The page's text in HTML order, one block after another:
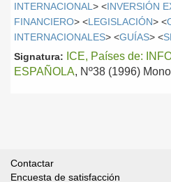
INTERNACIONAL > <INVERSIÓN
FINANCIERO> <LEGISLACIÓN> <
INTERNACIONALES> <GUÍAS> <
Signatura: ICE, Países de:
ESPAÑOLA, Nº38 (1996)
Contactar
Encuesta de satisfacción